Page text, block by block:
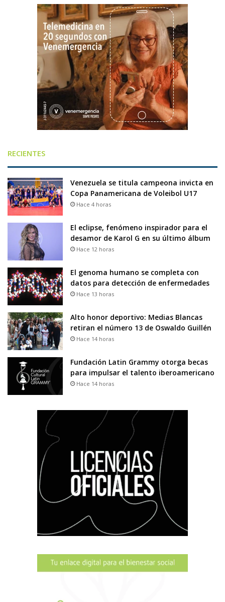
RECIENTES
Venezuela se titula campeona invicta en
Copa Panamericana de Voleibol U17
Hace 4 horas
El eclipse, fenómeno inspirador para el
desamor de Karol G en su último álbum
Hace 12 horas
El genoma humano se completa con
datos para detección de enfermedades
Hace 13 horas
Alto honor deportivo: Medias Blancas
retiran el número 13 de Oswaldo Guillén
Hace 14 horas
Fundación Latin Grammy otorga becas
para impulsar el talento iberoamericano
Hace 14 horas